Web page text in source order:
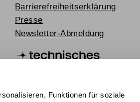
Funktionen für soziale
Barrierefreiheitserklärung
Presse
Newsletter-Abmeldung